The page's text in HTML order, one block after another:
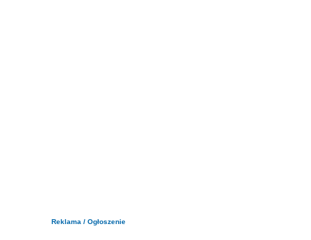
Reklama / Ogłoszenie